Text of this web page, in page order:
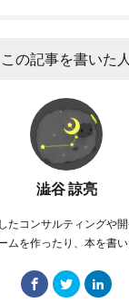
この記事を書いた人
澁谷 諒亮
たコンサルティングや
ムを作ったり、本を書い